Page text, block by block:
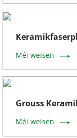
Méi weisen
Grouss
Méi weisen